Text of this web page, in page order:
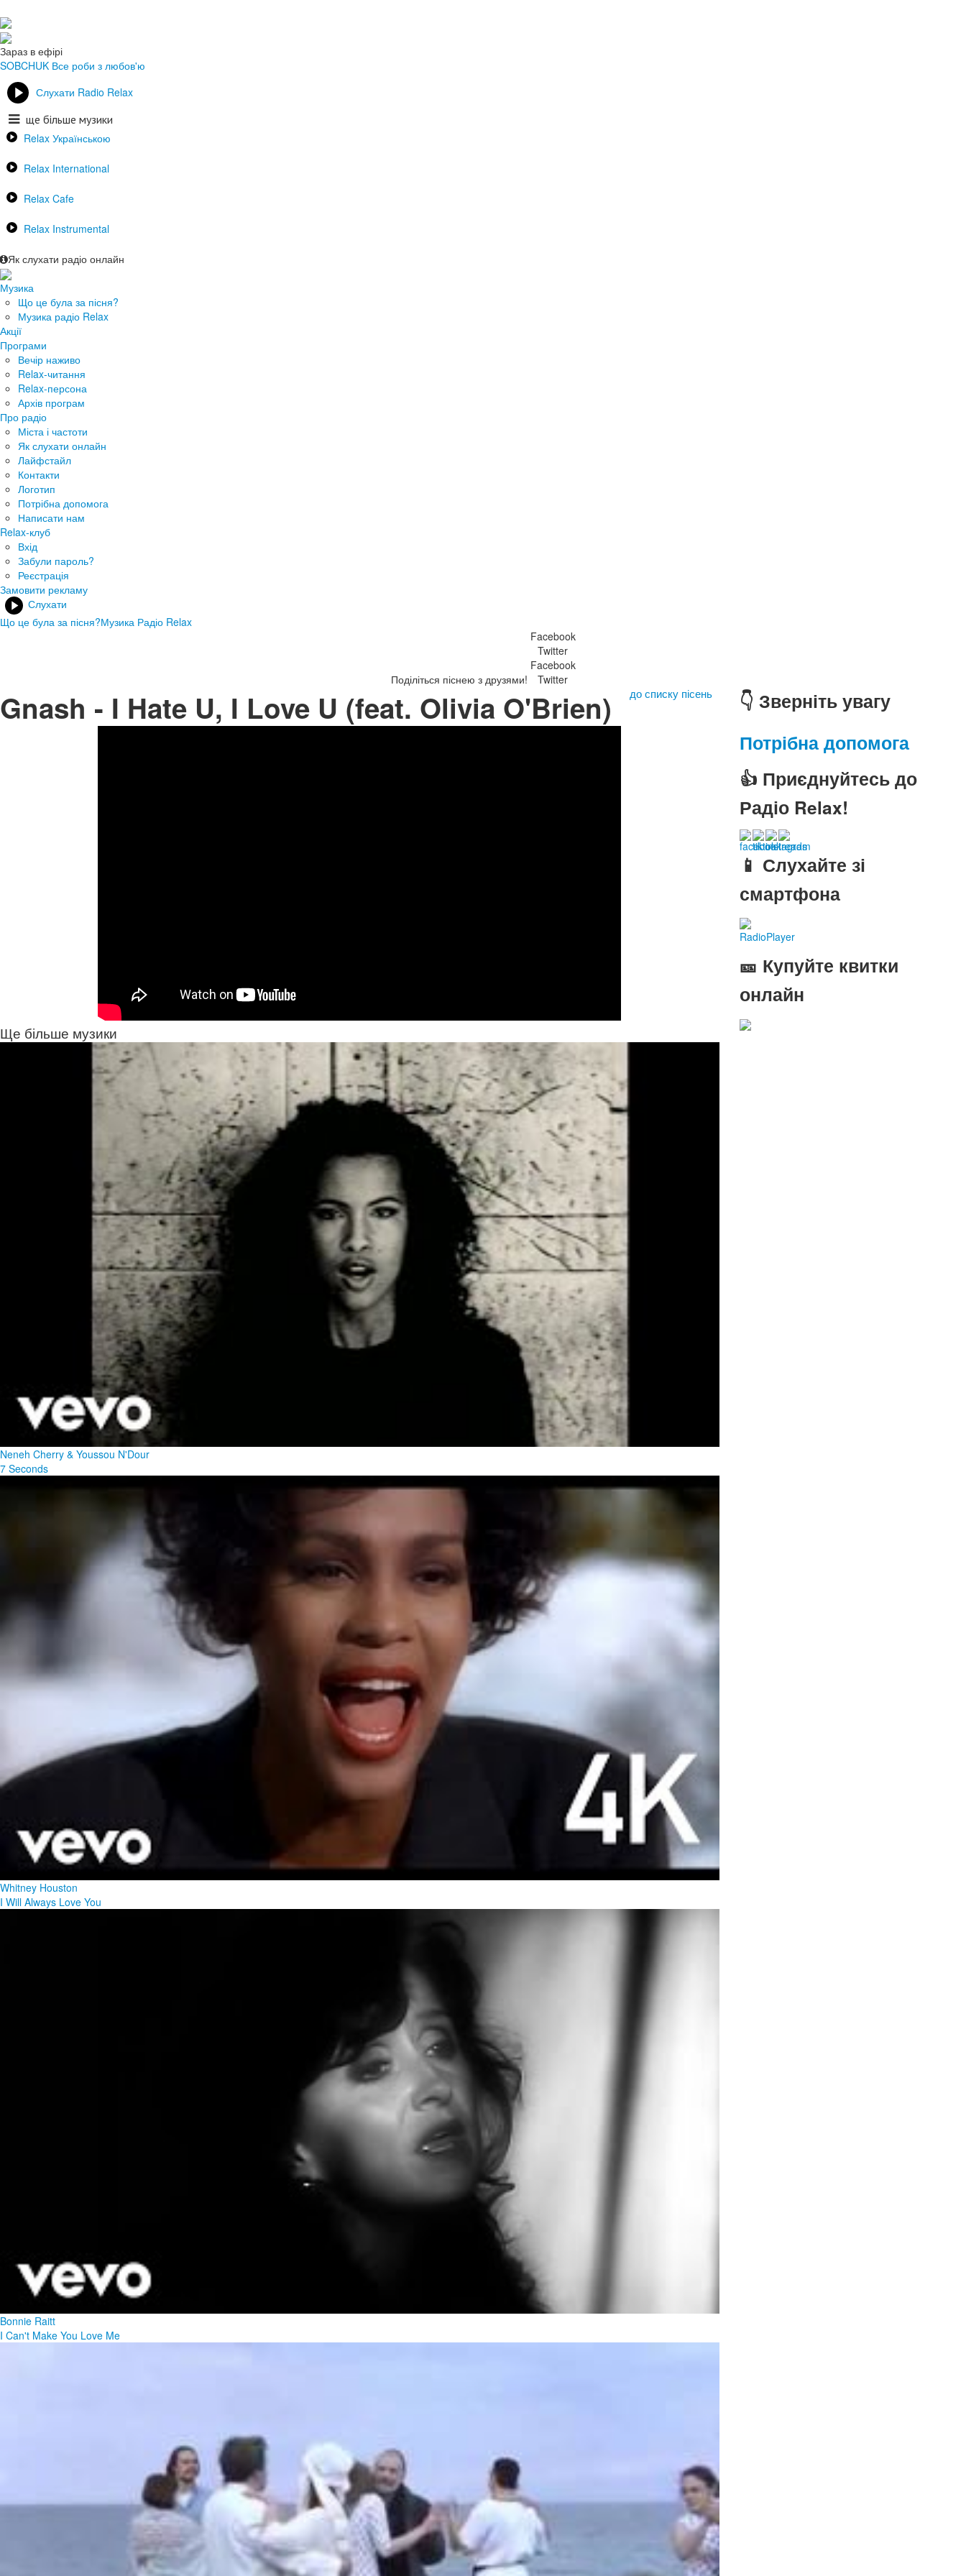
Зараз в ефірі
SOBCHUK Все роби з любов'ю
Слухати Radio Relax
ще більше музики
Relax Українською
Relax International
Relax Cafe
Relax Instrumental
Як слухати радіо онлайн
Музика
Що це була за пісня?
Музика радіо Relax
Акції
Програми
Вечір наживо
Relax-читання
Relax-персона
Архів програм
Про радіо
Міста і частоти
Як слухати онлайн
Лайфстайл
Контакти
Логотип
Потрібна допомога
Написати нам
Relax-клуб
Вхід
Забули пароль?
Реєстрація
Замовити рекламу
Слухати
Що це була за пісня?Музика Радіо Relax
Поділіться піснею з друзями!
Facebook
Twitter
Facebook
Twitter
Gnash - I Hate U, I Love U (feat. Olivia O'Brien) до списку пісень
Ще більше музики
Neneh Cherry & Youssou N'Dour
7 Seconds
Whitney Houston
I Will Always Love You
Bonnie Raitt
I Can't Make You Love Me
👇 Зверніть увагу
Потрібна допомога
👍 Приєднуйтесь до
Радіо Relax!
📱 Слухайте зі
смартфона
RadioPlayer
🎫 Купуйте квитки
онлайн